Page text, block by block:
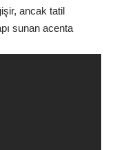
ancak tatil
sunan acenta